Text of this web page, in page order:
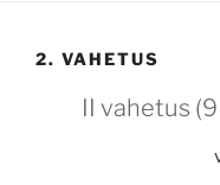
2. VAHETUS
II vahetus